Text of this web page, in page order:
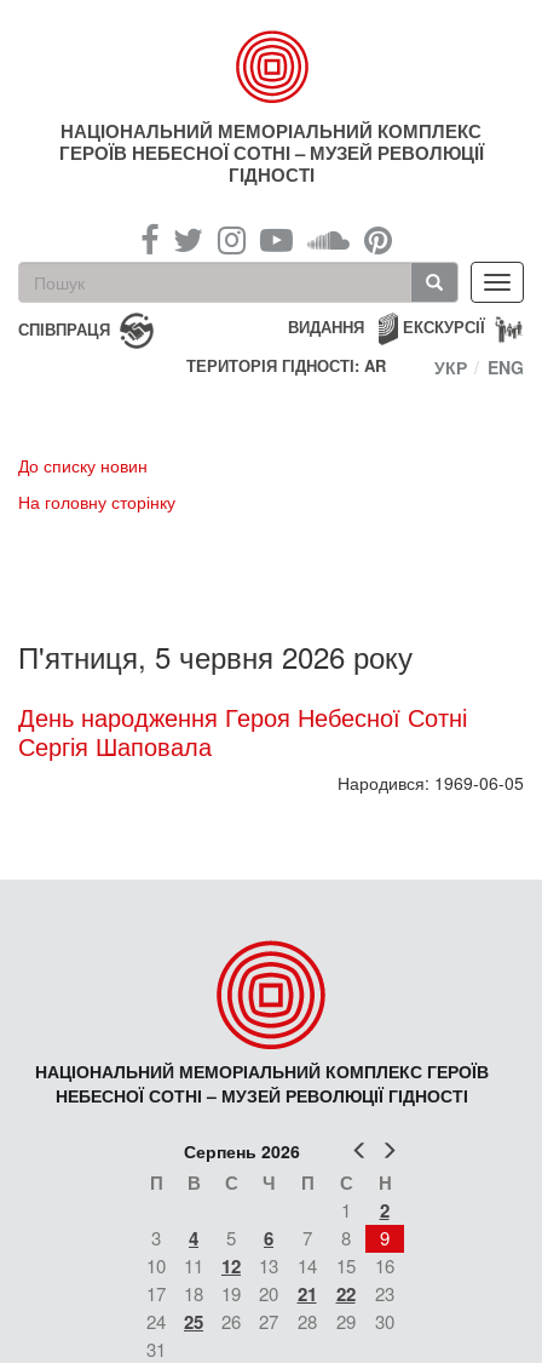
НАЦІОНАЛЬНИЙ МЕМОРІАЛЬНИЙ КОМПЛЕКС
ГЕРОЇВ НЕБЕСНОЇ СОТНІ – МУЗЕЙ РЕВОЛЮЦІЇ
ГІДНОСТІ
Пошукова
форма
Пошук
СПІВПРАЦЯ ЕКСКУРСІЇ
ВИДАННЯ
ТЕРИТОРІЯ ГІДНОСТІ: AR
УКР ENG
До списку новин
На головну сторінку
П'ятниця, 5 червня 2026 року
День народження Героя Небесної Сотні
Сергія Шаповала
Народився: 1969-06-05
НАЦІОНАЛЬНИЙ МЕМОРІАЛЬНИЙ КОМПЛЕКС ГЕРОЇВ
НЕБЕСНОЇ СОТНІ – МУЗЕЙ РЕВОЛЮЦІЇ ГІДНОСТІ
Попер
Серпень 2026
П В С Ч П С Н
1 2
3 4 5 6 7 8
9
10
11 12 13 14 15
16
17
18 19 20 21 22
23
24
25 26 27 28 29
30
31